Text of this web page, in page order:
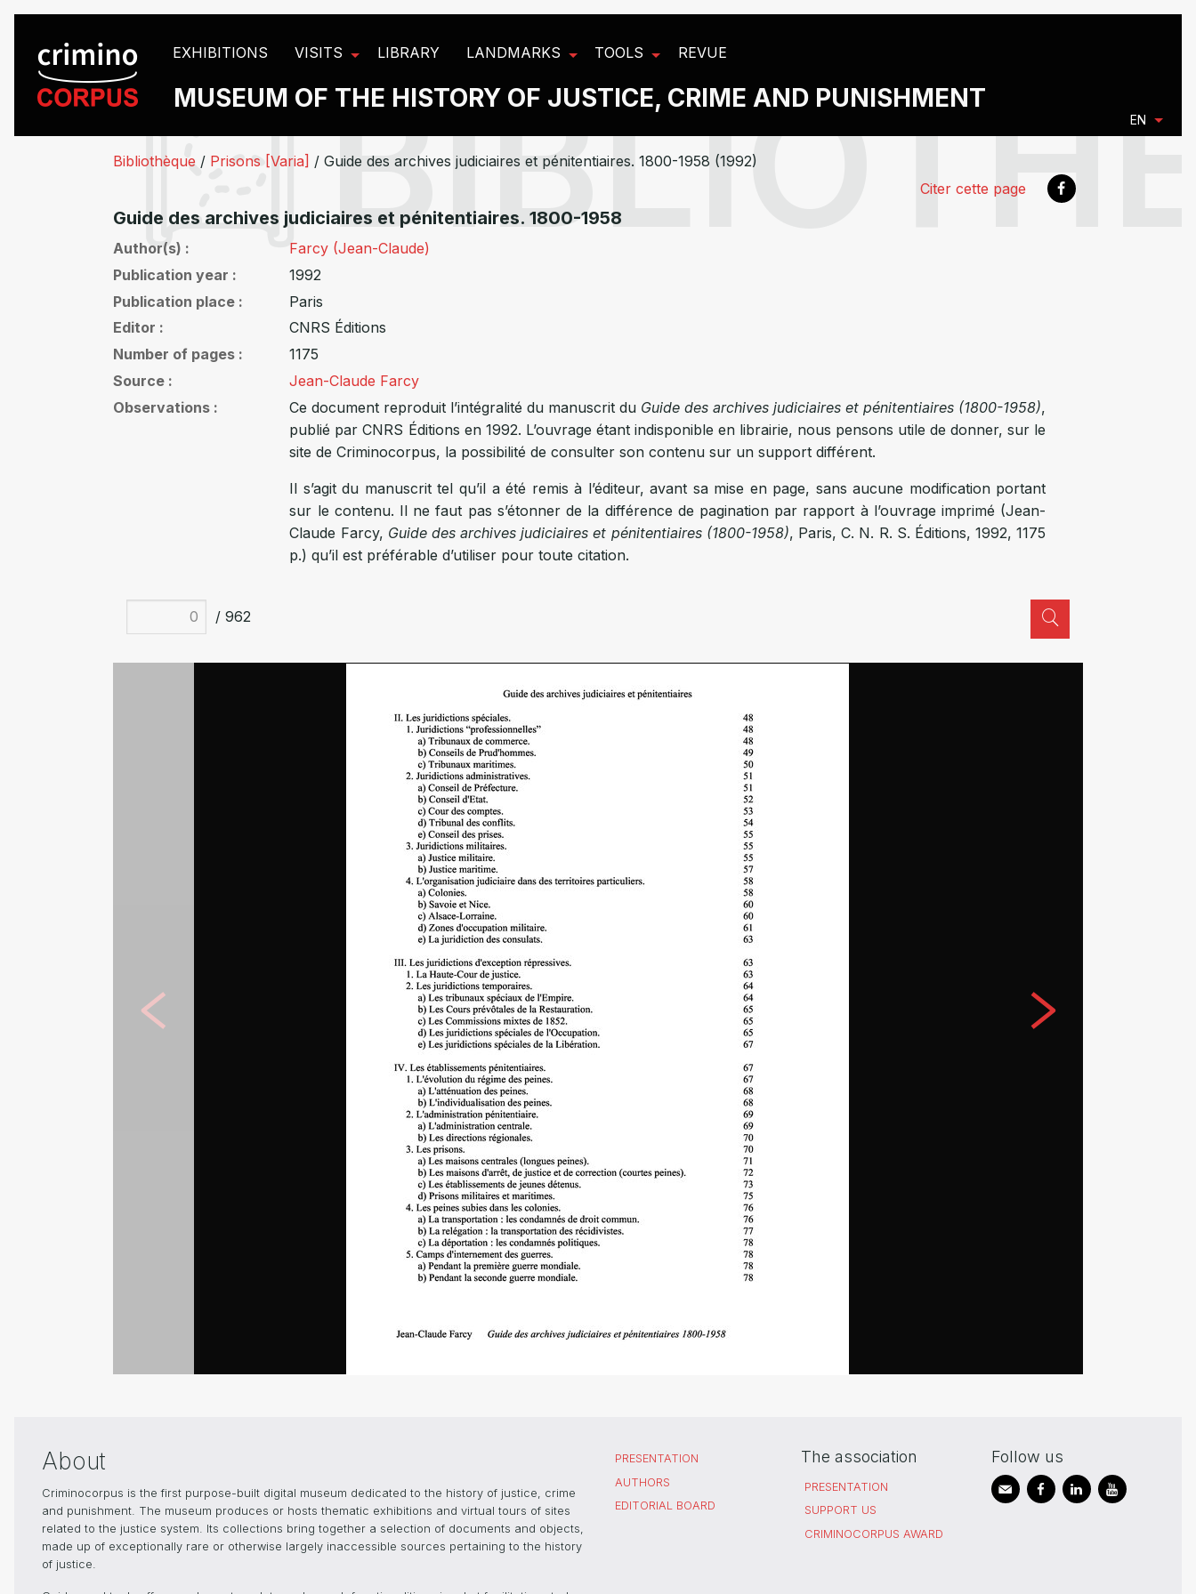
EXHIBITIONS VISITS LIBRARY LANDMARKS TOOLS REVUE
MUSEUM OF THE HISTORY OF JUSTICE, CRIME AND PUNISHMENT
EN
Bibliothèque / Prisons [Varia] / Guide des archives judiciaires et pénitentiaires. 1800-1958 (1992)
Citer cette page
Guide des archives judiciaires et pénitentiaires. 1800-1958
Author(s)
Farcy (Jean-Claude)
Publication year
1992
Publication place
Paris
Editor
CNRS Éditions
Number of pages
1175
Source
Jean-Claude Farcy
Observations
Ce document reproduit l’intégralité du manuscrit du Guide des archives judiciaires et pénitentiaires (1800-1958),
publié par CNRS Éditions en 1992. L’ouvrage étant indisponible en librairie, nous pensons utile de donner, sur le
site de Criminocorpus, la possibilité de consulter son contenu sur un support différent.
Il s’agit du manuscrit tel qu’il a été remis à l’éditeur, avant sa mise en page, sans aucune modification portant
sur le contenu. Il ne faut pas s’étonner de la différence de pagination par rapport à l’ouvrage imprimé (Jean-
Claude Farcy, Guide des archives judiciaires et pénitentiaires (1800-1958), Paris, C. N. R. S. Éditions, 1992, 1175
p.) qu’il est préférable d’utiliser pour toute citation.
/ 962
About
Criminocorpus is the first purpose-built digital museum dedicated to the history of justice, crime
and punishment. The museum produces or hosts thematic exhibitions and virtual tours of sites
related to the justice system. Its collections bring together a selection of documents and objects,
made up of exceptionally rare or otherwise largely inaccessible sources pertaining to the history
of justice.
PRESENTATION
AUTHORS
EDITORIAL BOARD
The association
PRESENTATION
SUPPORT US
CRIMINOCORPUS AWARD
Follow us
Cookies management panel